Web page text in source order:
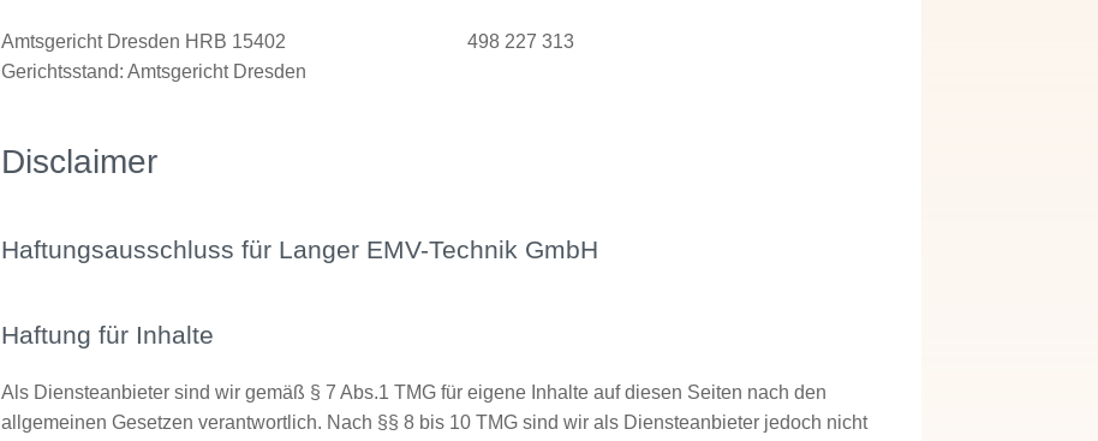
Amtsgericht Dresden HRB 15402
Gerichtsstand: Amtsgericht Dresden
498 227 313
Disclaimer
Haftungsausschluss für Langer EMV-Technik GmbH
Haftung für Inhalte
Als Diensteanbieter sind wir gemäß § 7 Abs.1 TMG für eigene Inhalte auf diesen Seiten nach den
allgemeinen Gesetzen verantwortlich. Nach §§ 8 bis 10 TMG sind wir als Diensteanbieter jedoch nicht